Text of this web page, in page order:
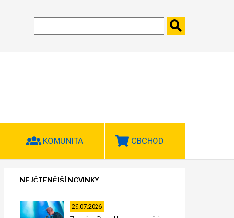
KOMUNITA OBCHOD
NEJČTENĚJŠÍ NOVINKY
29.07.2026